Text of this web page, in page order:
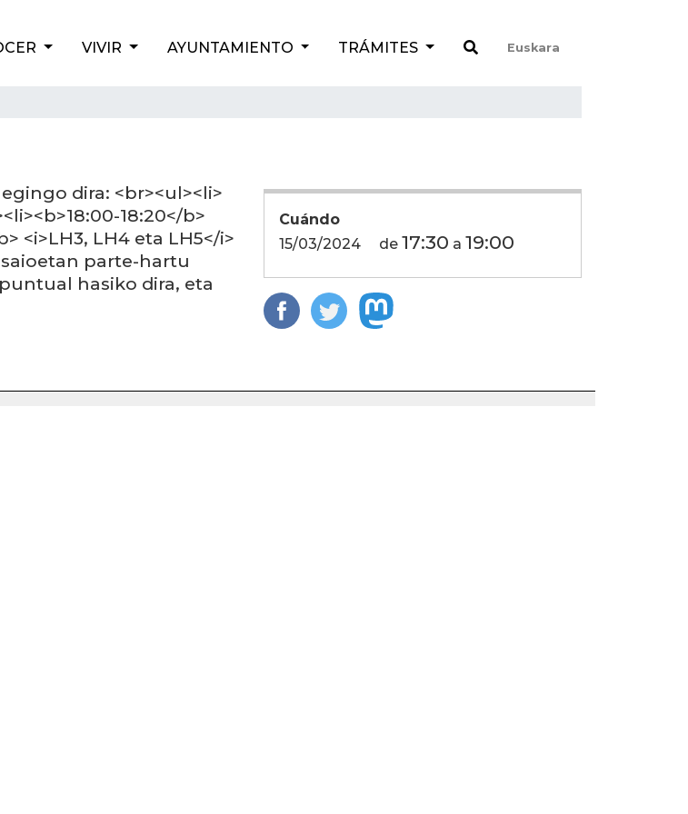
VIVIR AYUNTAMIENTO TRÁMITES Euskara
Cuándo
15/03/2024
de 17:30 a 19:00
dira: <br><ul><li>
18:20</b>
<i>LH3, LH4 eta LH5</i>
parte-hartu
hasiko dira, eta